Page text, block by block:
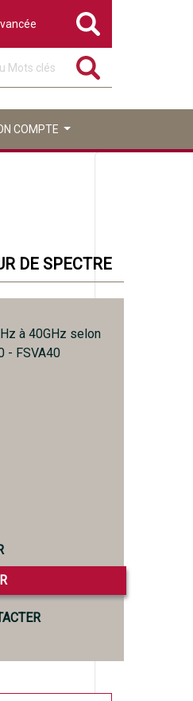
COMPTE
DE SPECTRE
à 40GHz selon
- FSVA40